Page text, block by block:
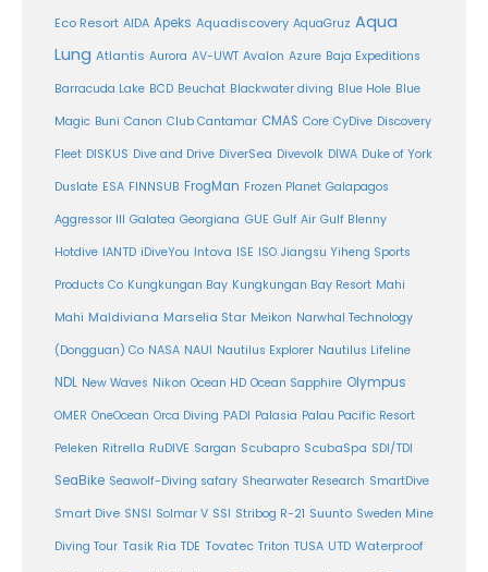
Eco Resort AIDA Apeks Aquadiscovery AquaGruz Aqua
Lung Atlantis Aurora AV-UWT Avalon Azure Baja Expeditions
Barracuda Lake BCD Beuchat Blackwater diving Blue Hole Blue
Magic Buni Canon Club Cantamar CMAS Core CyDive Discovery
Fleet DISKUS Dive and Drive DiverSea Divevolk DIWA Duke of York
Duslate ESA FINNSUB FrogMan Frozen Planet Galapagos
Aggressor III Galatea Georgiana GUE Gulf Air Gulf Blenny
Hotdive IANTD iDiveYou Intova ISE ISO Jiangsu Yiheng Sports
Products Co Kungkungan Bay Kungkungan Bay Resort Mahi
Mahi Maldiviana Marselia Star Meikon Narwhal Technology
(Dongguan) Co NASA NAUI Nautilus Explorer Nautilus Lifeline
NDL New Waves Nikon Ocean HD Ocean Sapphire Olympus
OMER OneOcean Orca Diving PADI Palasia Palau Pacific Resort
Peleken Ritrella RuDIVE Sargan Scubapro ScubaSpa SDI/TDI
SeaBike Seawolf-Diving safary Shearwater Research SmartDive
Smart Dive SNSI Solmar V SSI Stribog R-21 Suunto Sweden Mine
Diving Tour Tasik Ria TDE Tovatec Triton TUSA UTD Waterproof